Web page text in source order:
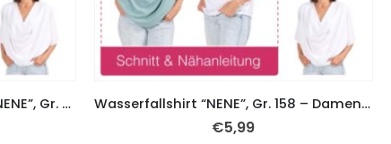
Komfort Fit, Wasserfallshirt “NENE”, Gr. 42 – 54 Wasserfallshirt “NENE”, Gr. 158 – Damengr. 46
€5,99